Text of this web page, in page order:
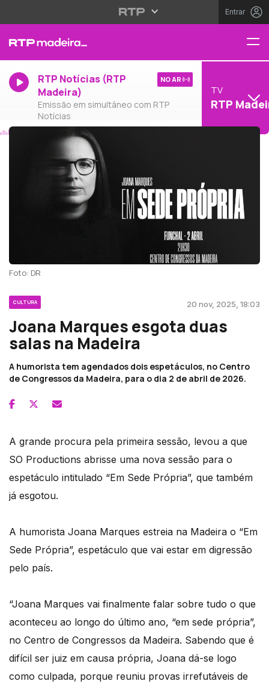
Entrar
RTP Notícias (RTP
Madeira)
Emissão em simultâneo com RTP
Notícias
NO AR
TV
RTP
Foto: DR
CULTURA 20 nov, 2025, 18:03
Joana Marques esgota duas
salas na Madeira
A humorista tem agendados dois espetáculos, no Centro
de Congressos da Madeira, para o dia 2 de abril de 2026.
A grande procura pela primeira sessão, levou a que
SO Productions abrisse uma nova sessão para o
espetáculo intitulado “Em Sede Própria”, que também
já esgotou.
A humorista Joana Marques estreia na Madeira o “Em
Sede Própria”, espetáculo que vai estar em digressão
pelo país.
“Joana Marques vai finalmente falar sobre tudo o que
aconteceu ao longo do último ano, “em sede própria”,
no Centro de Congressos da Madeira. Sabendo que é
difícil ser juiz em causa própria, Joana dá-se logo
como culpada, porque reuniu provas irrefutáveis de